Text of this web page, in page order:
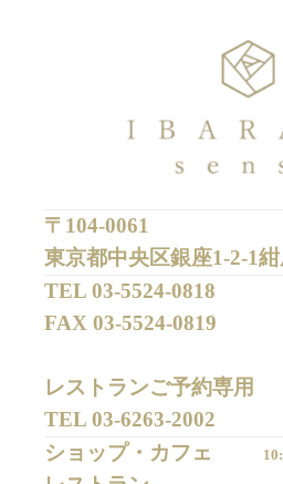
〒104-0061
東京都中央区銀座1-2-1
TEL 03-5524-0818
FAX 03-5524-0819
レストランご予約専用
TEL 03-6263-2002
ショップ・カフェ